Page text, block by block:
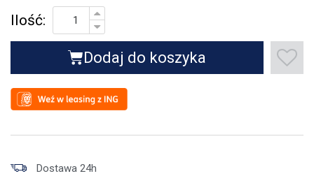
Ilość:
Dodaj do koszyka
Dostawa 24h